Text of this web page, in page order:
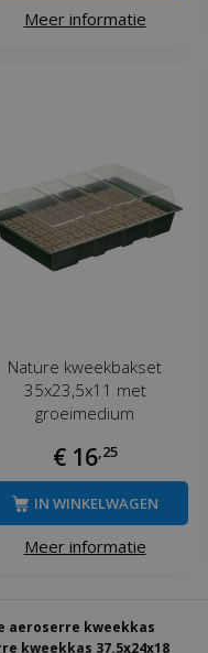
Meer informatie
Nature kweekbakset
35x23,5x11 met
groeimedium
€ 16,25
Meer informatie
IN WINKELWAGEN
aeroserre kweekkas
kweekkas 37.5x24x18